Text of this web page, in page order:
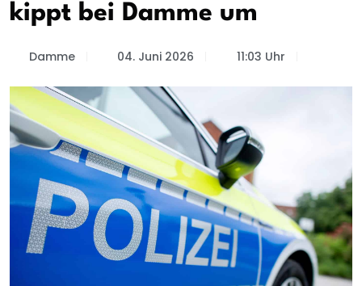
kippt bei Damme um
Damme 04. Juni 2026 11:03 Uhr